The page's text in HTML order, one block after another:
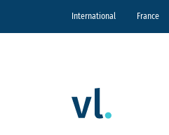
International France